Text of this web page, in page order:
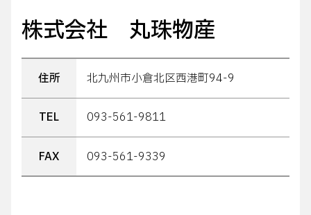
株式会社 丸珠物産
住所 北九州市小倉北区西港町94-9
TEL 093-561-9811
FAX 093-561-9339